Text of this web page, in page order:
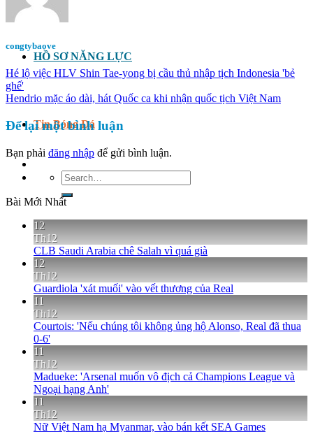
HỒ SƠ NĂNG LỰC
Tin Bóng Đá
Search
for:
congtybaove
Hé lộ việc HLV Shin Tae-yong bị cầu thủ nhập tịch Indonesia 'bẻ
ghế'
Hendrio mặc áo dài, hát Quốc ca khi nhận quốc tịch Việt Nam
Để lại một bình luận
Bạn phải đăng nhập để gửi bình luận.
Bài Mới Nhất
12
Th12
CLB Saudi Arabia chê Salah vì quá già
12
Th12
Guardiola 'xát muối' vào vết thương của Real
11
Th12
Courtois: 'Nếu chúng tôi không ủng hộ Alonso, Real đã thua
0-6'
11
Th12
Madueke: 'Arsenal muốn vô địch cả Champions League và
Ngoại hạng Anh'
11
Th12
Nữ Việt Nam hạ Myanmar, vào bán kết SEA Games